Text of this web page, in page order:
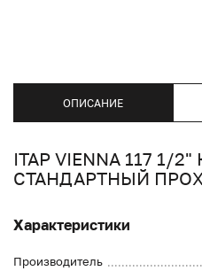
ОПИСАНИЕ
ITAP VIENNA 117
СТАНДАРТНЫЙ
Характеристики
Производитель